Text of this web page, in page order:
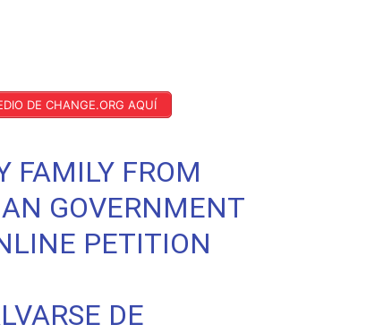
DE CHANGE.ORG AQUÍ
FAMILY FROM
GOVERNMENT
PETITION
DE